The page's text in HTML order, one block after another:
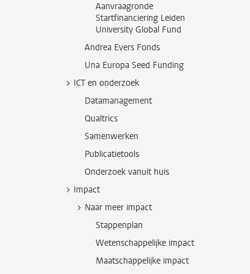
Aanvraagronde
Startfinanciering Leiden
University Global Fund
Andrea Evers Fonds
Una Europa Seed Funding
ICT en onderzoek
Datamanagement
Qualtrics
Samenwerken
Publicatietools
Onderzoek vanuit huis
Impact
Naar meer impact
Stappenplan
Wetenschappelijke impact
Maatschappelijke impact